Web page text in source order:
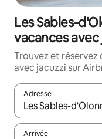
Les Sables-
vacances avec
Trouvez et réservez
avec jacuzzi sur
Adresse
Lorsque les
Arrivée